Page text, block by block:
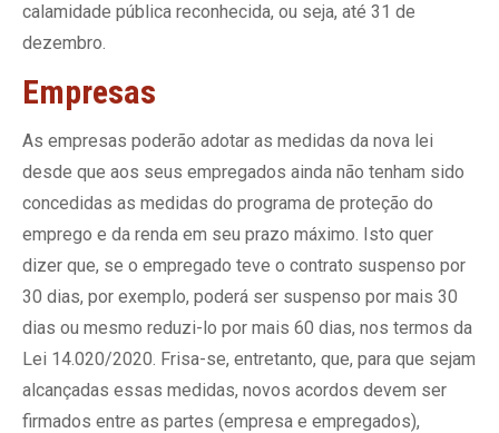
calamidade pública reconhecida, ou seja, até 31 de
dezembro.
Empresas
As empresas poderão adotar as medidas da nova lei
desde que aos seus empregados ainda não tenham sido
concedidas as medidas do programa de proteção do
emprego e da renda em seu prazo máximo. Isto quer
dizer que, se o empregado teve o contrato suspenso por
30 dias, por exemplo, poderá ser suspenso por mais 30
dias ou mesmo reduzi-lo por mais 60 dias, nos termos da
Lei 14.020/2020. Frisa-se, entretanto, que, para que sejam
alcançadas essas medidas, novos acordos devem ser
firmados entre as partes (empresa e empregados),